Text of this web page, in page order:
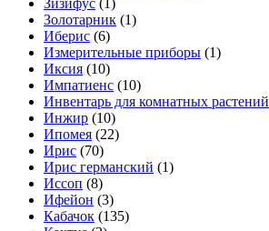
Зизифус (1)
Золотарник (1)
Иберис (6)
Измерительные приборы (1)
Иксия (10)
Импатиенс (10)
Инвентарь для комнатных растений
Инжир (10)
Ипомея (22)
Ирис (70)
Ирис германский (1)
Иссоп (8)
Ифейон (3)
Кабачок (135)